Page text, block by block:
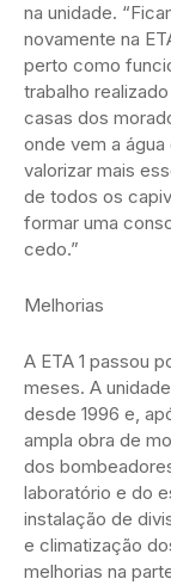
na unidade.
novamente na
perto como
trabalho
casas dos
onde vem a
valorizar mais
de todos os
formar uma
cedo.”
Melhorias
A ETA 1 passou
meses. A
desde 1996 e,
ampla obra de
dos
laboratório e do
instalação de
e climatização
melhorias na